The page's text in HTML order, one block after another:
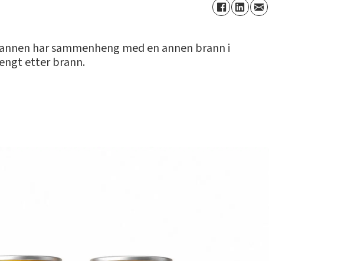
har sammenheng med en annen brann i
etter brann.